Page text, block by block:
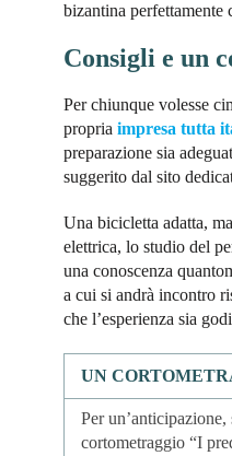
bizantina perfettamente
Consigli e un
Per chiunque volesse
propria impresa tutta
preparazione sia
suggerito dal sito
Una bicicletta adatta,
elettrica, lo studio del
una conoscenza
a cui si andrà incontro
che l’esperienza sia
UN
Per
cortometraggio “I